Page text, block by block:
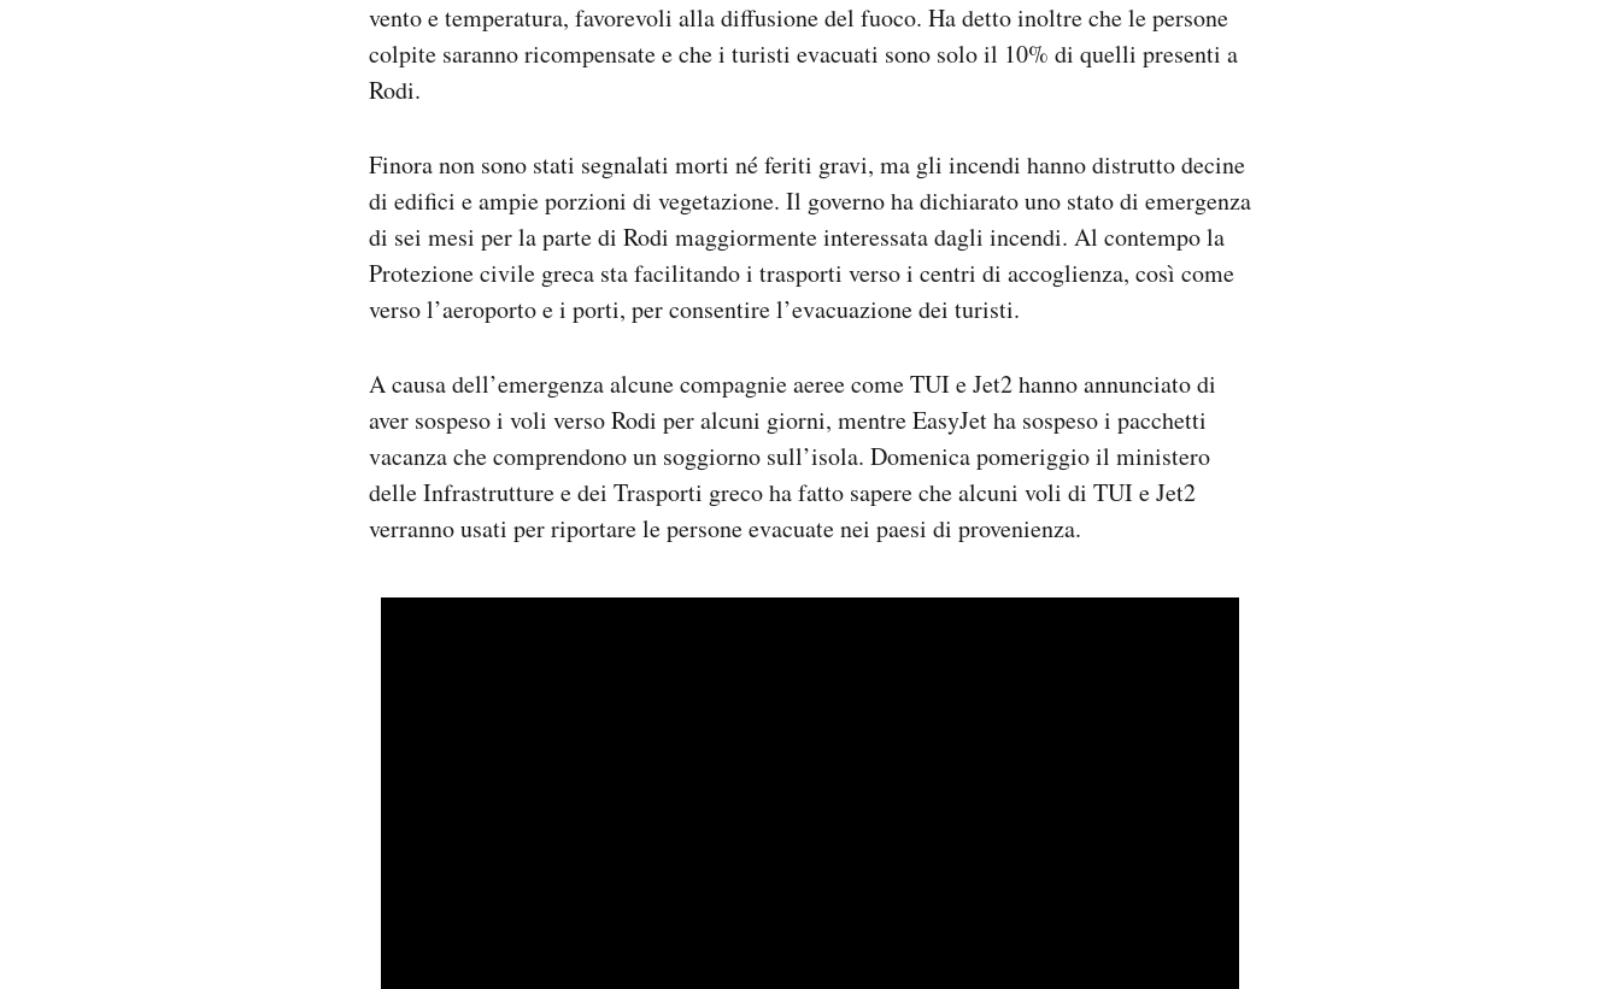
vento e temperatura, favorevoli alla diffusione del fuoco. Ha detto inoltre che le persone
colpite saranno ricompensate e che i turisti evacuati sono solo il 10% di quelli presenti a
Rodi.
Finora non sono stati segnalati morti né feriti gravi, ma gli incendi hanno distrutto decine
di edifici e ampie porzioni di vegetazione. Il governo ha dichiarato uno stato di emergenza
di sei mesi per la parte di Rodi maggiormente interessata dagli incendi. Al contempo la
Protezione civile greca sta facilitando i trasporti verso i centri di accoglienza, così come
verso l’aeroporto e i porti, per consentire l’evacuazione dei turisti.
A causa dell’emergenza alcune compagnie aeree come TUI e Jet2 hanno annunciato di
aver sospeso i voli verso Rodi per alcuni giorni, mentre EasyJet ha sospeso i pacchetti
vacanza che comprendono un soggiorno sull’isola. Domenica pomeriggio il ministero
delle Infrastrutture e dei Trasporti greco ha fatto sapere che alcuni voli di TUI e Jet2
verranno usati per riportare le persone evacuate nei paesi di provenienza.